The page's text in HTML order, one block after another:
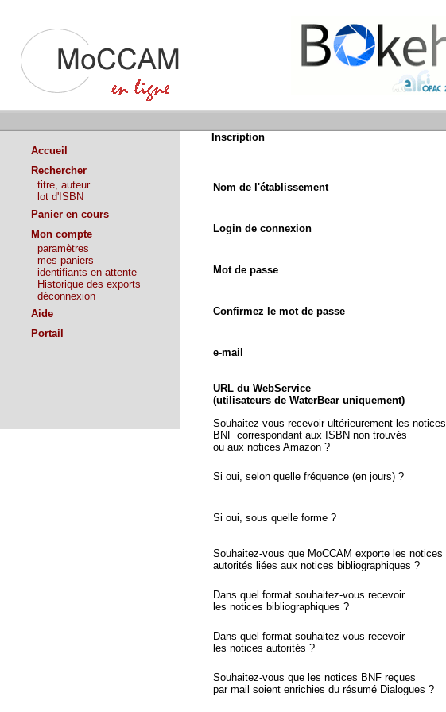
Accueil
Rechercher
titre, auteur...
lot d'ISBN
Panier en cours
Mon compte
paramètres
mes paniers
identifiants en attente
Historique des exports
déconnexion
Aide
Portail
Inscription
Nom de l'établissement
Login de connexion
Mot de passe
Confirmez le mot de passe
e-mail
URL du WebService
(utilisateurs de WaterBear uniquement)
Souhaitez-vous recevoir ultérieurement les notices
BNF correspondant aux ISBN non trouvés
ou aux notices Amazon ?
Si oui, selon quelle fréquence (en jours) ?
Si oui, sous quelle forme ?
Souhaitez-vous que MoCCAM exporte les notices
autorités liées aux notices bibliographiques ?
Dans quel format souhaitez-vous recevoir
les notices bibliographiques ?
Dans quel format souhaitez-vous recevoir
les notices autorités ?
Souhaitez-vous que les notices BNF reçues
par mail soient enrichies du résumé Dialogues ?